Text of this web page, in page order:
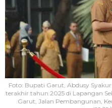
Foto: Bupati Garut, Abdusy
terakhir tahun 2025 di Lapangan
Garut, Jalan Pembangunan,